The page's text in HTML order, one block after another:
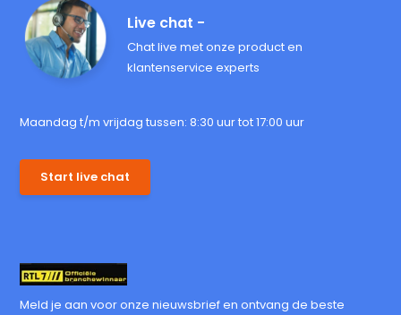
Live chat -
Chat live met onze product en
klantenservice experts
Maandag t/m vrijdag tussen: 8:30 uur tot 17:00 uur
Start live chat
Meld je aan voor onze nieuwsbrief en ontvang de beste